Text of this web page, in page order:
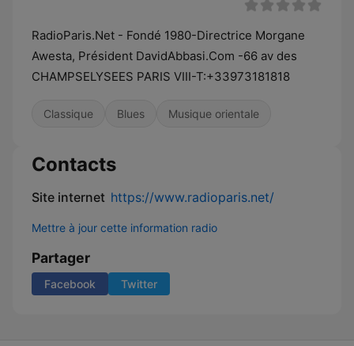
RadioParis.Net - Fondé 1980-Directrice Morgane
Awesta, Président DavidAbbasi.Com -66 av des
CHAMPSELYSEES PARIS VIII-T:+33973181818
Classique Blues Musique orientale
Contacts
Site internet https://www.radioparis.net/
Mettre à jour cette information radio
Partager
Facebook Twitter